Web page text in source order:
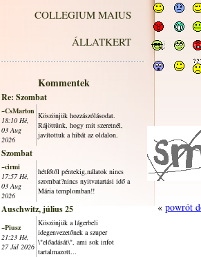
COLLEGIUM MAIUS
ÁLLATKERT
Kommentek
Re: Szombat
~CsMarton
18:10 Hé,
03 Aug
2026
Köszönjük hozzászólásodat.
Rájöttünk, hogy mit szeretnél,
javítottuk a hibát az oldalon.
Szombat
~cirmi
17:57 Hé,
03 Aug
2026
hétfőtől péntekig,nálatok nincs
szombat?nincs nyitvatartási idő a
Mária templomban!!
Auschwitz, július 25
~Piusz
21:23 Hé,
27 Júl 2026
Köszönjük a lágerbeli
idegenvezetőnek a szuper
\"előadását\", ami sok infot
tartalmazott...
« powrót